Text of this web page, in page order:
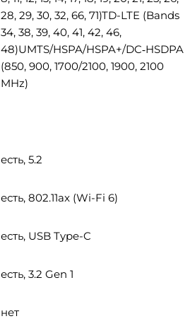
28, 29, 30, 32, 66, 71)TD-LTE (Bands
34, 38, 39, 40, 41, 42, 46,
48)UMTS/HSPA/HSPA+/DC‑HSDPA
(850, 900, 1700/2100, 1900, 2100
MHz)
есть, 5.2
есть, 802.11ax (Wi-Fi 6)
есть, USB Type-C
есть, 3.2 Gen 1
нет